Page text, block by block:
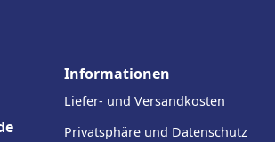
Informationen
Liefer- und Versandkosten
Privatsphäre und Datenschutz